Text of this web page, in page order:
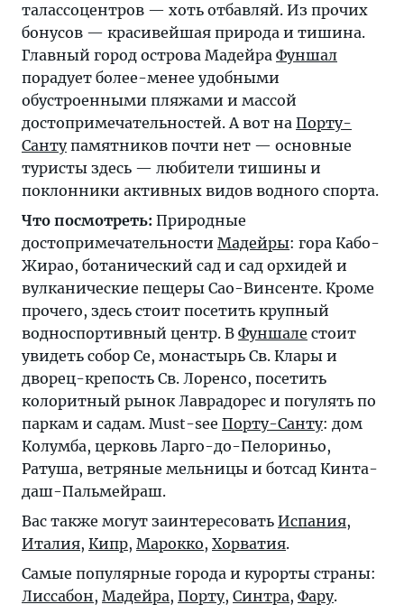
талассоцентров — хоть отбавляй. Из прочих
бонусов — красивейшая природа и тишина.
Главный город острова Мадейра Фуншал
порадует более-менее удобными
обустроенными пляжами и массой
достопримечательностей. А вот на Порту-
Сантупамятников почти нет — основные
туристы здесь — любители тишины и
поклонники активных видов водного спорта.
Что посмотреть: Природные
достопримечательности Мадейры: гора Кабо-
Жирао, ботанический сад и сад орхидей и
вулканические пещеры Сао-Винсенте. Кроме
прочего, здесь стоит посетить крупный
водноспортивный центр. В Фуншале стоит
увидеть собор Се, монастырь Св. Клары и
дворец-крепость Св. Лоренсо, посетить
колоритный рынок Лаврадорес и погулять по
паркам и садам. Must-see Порту-Санту: дом
Колумба, церковь Ларго-до-Пелориньо,
Ратуша, ветряные мельницы и ботсад Кинта-
даш-Пальмейраш.
Вас также могут заинтересовать Испания,
Италия, Кипр, Марокко, Хорватия.
Самые популярные города и курорты страны:
Лиссабон, Мадейра, Порту, Синтра, Фару.